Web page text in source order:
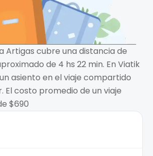
Artigas cubre una distancia de
de 4 hs 22 min. En Viatik
asiento en el viaje compartido
El costo promedio de un viaje
$690